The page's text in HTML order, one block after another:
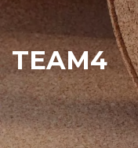
TEAM4